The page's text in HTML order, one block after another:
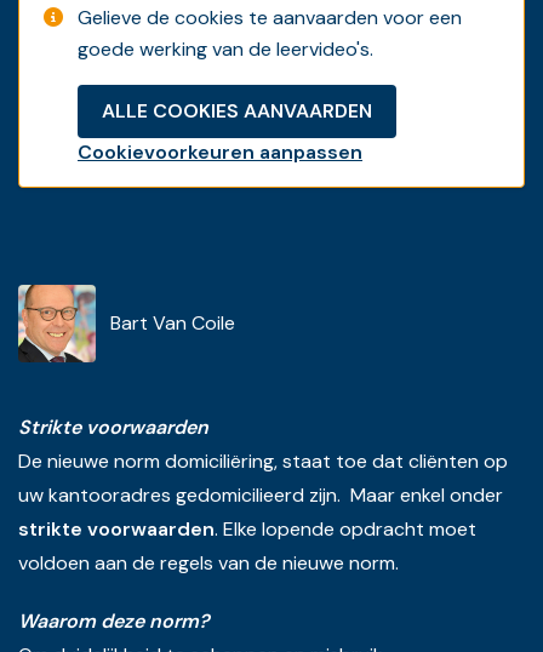
Gelieve de cookies te aanvaarden voor een
goede werking van de leervideo's.
ALLE COOKIES AANVAARDEN
Cookievoorkeuren aanpassen
Bart Van Coile
Strikte voorwaarden
De nieuwe norm domiciliëring, staat toe dat cliënten op
uw kantooradres gedomicilieerd zijn. Maar enkel onder
strikte voorwaarden. Elke lopende opdracht moet
voldoen aan de regels van de nieuwe norm.
Waarom deze norm?